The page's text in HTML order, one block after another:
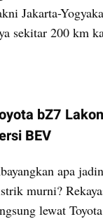
Jakarta-
sekitar 200 km
bZ7
BEV
apa
murni?
lewat